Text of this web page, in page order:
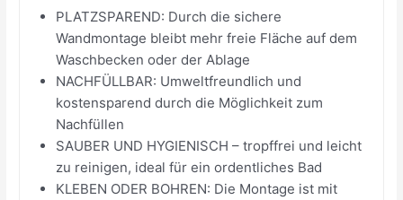
PLATZSPAREND: Durch die sichere
Wandmontage bleibt mehr freie Fläche auf dem
Waschbecken oder der Ablage
NACHFÜLLBAR: Umweltfreundlich und
kostensparend durch die Möglichkeit zum
Nachfüllen
SAUBER UND HYGIENISCH – tropffrei und leicht
zu reinigen, ideal für ein ordentliches Bad
KLEBEN ODER BOHREN: Die Montage ist mit